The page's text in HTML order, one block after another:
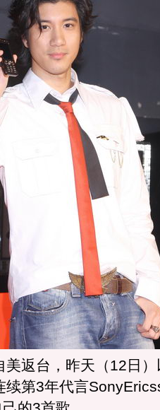
返台，昨天（12日）
续第3年代言